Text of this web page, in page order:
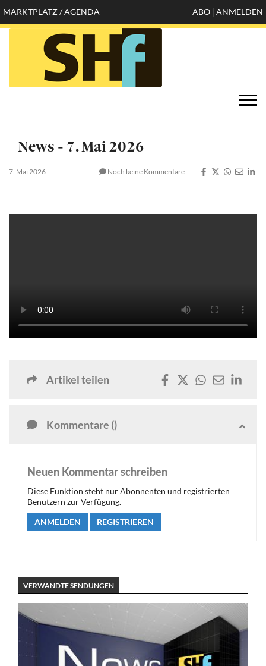
zum
Inhalt
Mobile
header
MARKTPLATZ / AGENDA ANMELDEN
ABO
News - 7. Mai 2026
7. Mai 2026 Noch keine Kommentare
Artikel teilen
Kommentare ()
Neuen Kommentar schreiben
Diese Funktion steht nur Abonnenten und registrierten
Benutzern zur Verfügung.
ANMELDEN
REGISTRIEREN
VERWANDTE SENDUNGEN